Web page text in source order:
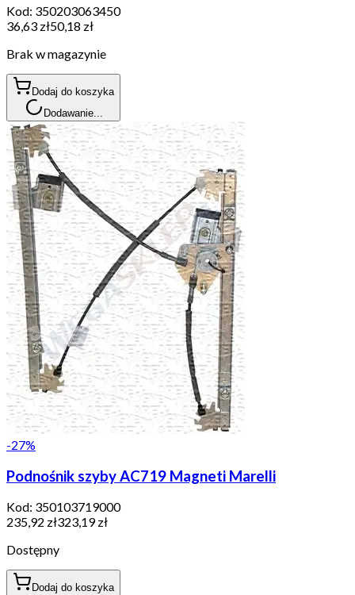
Kod: 350203063450
36,63 zł50,18 zł
Brak w magazynie
Dodaj do koszyka
Dodawanie...
-27%
Podnośnik szyby AC719 Magneti Marelli
Kod: 350103719000
235,92 zł323,19 zł
Dostępny
Dodaj do koszyka